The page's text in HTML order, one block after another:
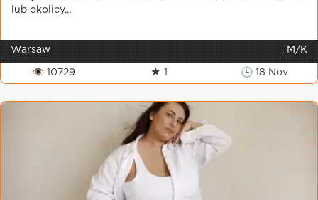
lub okolicy...
Warsaw , M/K
👁 10729 ★ 1 🕒 18 Nov